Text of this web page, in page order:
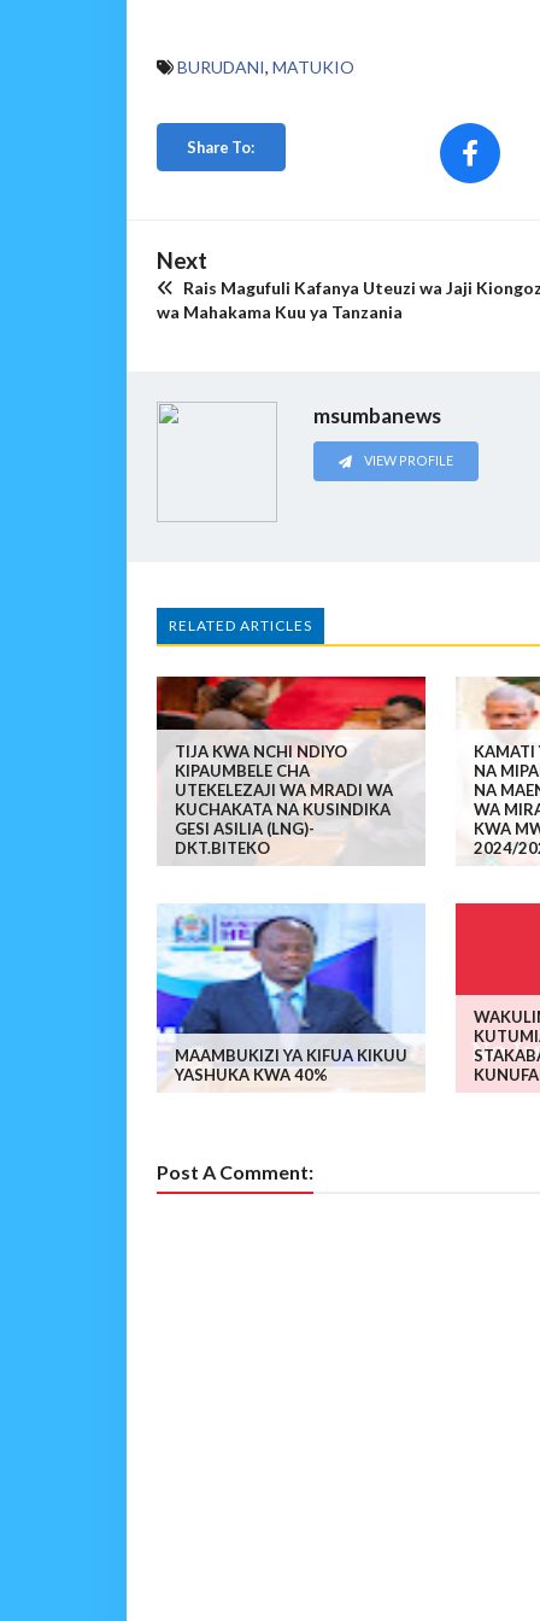
BURUDANI, MATUKIO
Share To:
Next
Rais Magufuli Kafanya Uteuzi wa Jaji
wa Mahakama Kuu ya Tanzania
msumbanews
VIEW PROFILE
RELATED ARTICLES
TIJA KWA NCHI NDIYO
KIPAUMBELE CHA
UTEKELEZAJI WA MRADI WA
KUCHAKATA NA KUSINDIKA
GESI ASILIA (LNG)-
DKT.BITEKO
KAMATI
NA
NA
WA
KWA
2024/
MAAMBUKIZI YA KIFUA KIKUU
YASHUKA KWA 40%
Post A Comment: